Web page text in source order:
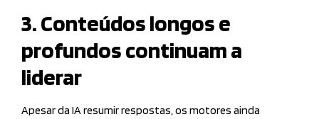
3. Conteúdos longos e
profundos continuam a
liderar
Apesar da IA resumir respostas, os motores ainda